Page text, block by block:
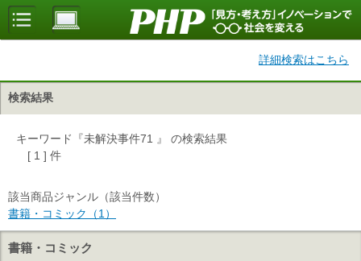
詳細検索はこちら
検索結果
キーワード『未解決事件71 』 の検索結果
[ 1 ] 件
該当商品ジャンル（該当件数）
書籍・コミック（1）
書籍・コミック